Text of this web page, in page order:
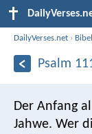
DailyVerses.net ›
Psalm
Der Anfang
Jahwe. Wer